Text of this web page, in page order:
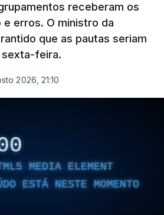
receberam os
erros. O ministro da
que as pautas seriam
sexta-feira.
2026, 21:10
MEDIA ELEMENT
ESTÁ NESTE MOMENTO